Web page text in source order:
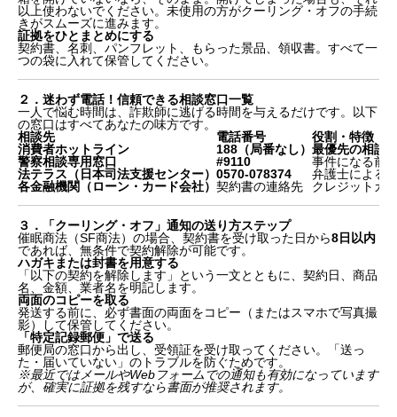
以上使わないでください。未使用の方がクーリング・オフの手続
きがスムーズに進みます。
証拠をひとまとめにする
契約書、名刺、パンフレット、もらった景品、領収書。すべて一
つの袋に入れて保管してください。
２．迷わず電話！信頼できる相談窓口一覧
一人で悩む時間は、詐欺師に逃げる時間を与えるだけです。以下
の窓口はすべてあなたの味方です。
相談先
電話番号
役割・特徴
消費者ホットライン
188（局番なし） 最優先の相談
警察相談専用窓口
#9110
事件になる前
法テラス（日本司法支援センター） 0570-078374
弁護士による
各金融機関（ローン・カード会社） 契約書の連絡先 クレジットカ
３．「クーリング・オフ」通知の送り方ステップ
催眠商法（SF商法）の場合、契約書を受け取った日から8日以内
であれば、無条件で契約解除が可能です。
ハガキまたは封書を用意する
「以下の契約を解除します」という一文とともに、契約日、商品
名、金額、業者名を明記します。
両面のコピーを取る
発送する前に、必ず書面の両面をコピー（またはスマホで写真撮
影）して保管してください。
「特定記録郵便」で送る
郵便局の窓口から出し、受領証を受け取ってください。「送っ
た・届いていない」のトラブルを防ぐためです。
※最近ではメールやWebフォームでの通知も有効になっています
が、確実に証拠を残すなら書面が推奨されます。